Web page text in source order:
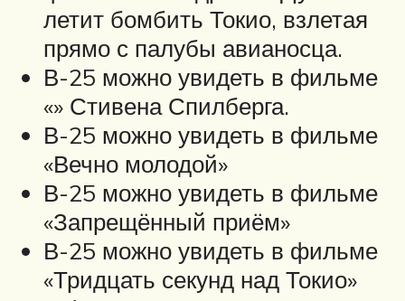
летит бомбить Токио, взлетая
прямо с палубы авианосца.
В-25 можно увидеть в фильме
«» Стивена Спилберга.
В-25 можно увидеть в фильме
«Вечно молодой»
В-25 можно увидеть в фильме
«Запрещённый приём»
В-25 можно увидеть в фильме
«Тридцать секунд над Токио»